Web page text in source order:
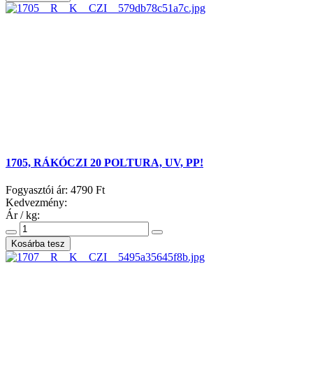
1705, RÁKÓCZI 20 POLTURA, UV, PP!
Fogyasztói ár: 4790 Ft
Kedvezmény:
Ár / kg: